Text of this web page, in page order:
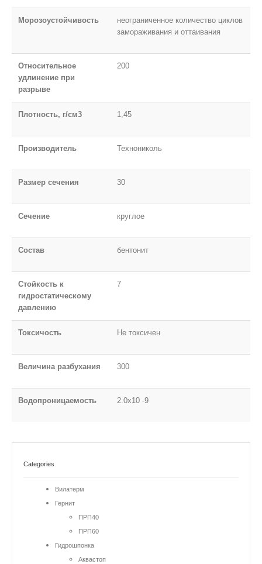
Морозоустойчивость
неограниченное количество циклов
замораживания и оттаивания
Относительное
удлинение при
разрыве
200
Плотность, г/см3 1,45
Производитель Технониколь
Размер сечения 30
Сечение круглое
Состав бентонит
Стойкость к
гидростатическому
давлению
7
Токсичость Не токсичен
Величина разбухания 300
Водопроницаемость 2.0х10 -9
Categories
Вилатерм
Гернит
ПРП40
ПРП60
Гидрошпонка
Аквастоп